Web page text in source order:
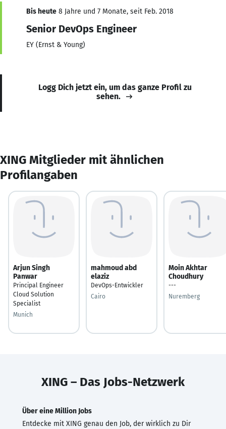
Bis heute 8 Jahre und 7 Monate, seit Feb. 2018
Senior DevOps Engineer
EY (Ernst & Young)
Logg Dich jetzt ein, um das ganze Profil zu
sehen.
XING Mitglieder mit ähnlichen
Profilangaben
Arjun Singh
Panwar
Principal Engineer
Cloud Solution
Specialist
Munich
mahmoud abd
elaziz
DevOps-Entwickler
Cairo
Moin Akhtar
Choudhury
---
Nuremberg
XING – Das Jobs-Netzwerk
Über eine Million Jobs
Entdecke mit XING genau den Job, der wirklich zu Dir